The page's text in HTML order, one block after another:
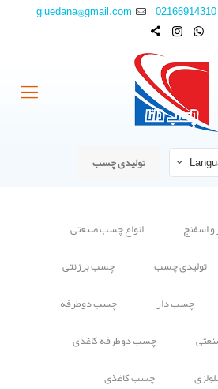
02166914310
gluedana@gmail.com
تولیدی چسب
و اسفنج
انواع چسب صنعتی
تولیدی چسب
چسب برزنتی
چسب دار
چسب دوطرفه
چسب دوطرفه کاغذی
چسب کاغذی